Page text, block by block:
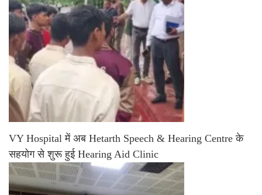
VY Hospital में अब Hetarth Speech & Hearing Centre के
सहयोग से शुरू हुई Hearing Aid Clinic